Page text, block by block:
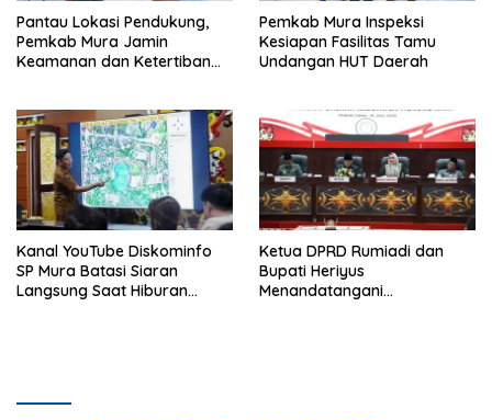
Pantau Lokasi Pendukung,
Pemkab Mura Jamin
Keamanan dan Ketertiban
Pemkab Mura Inspeksi
Kesiapan Fasilitas Tamu
Undangan HUT Daerah
Kanal YouTube Diskominfo
SP Mura Batasi Siaran
Langsung Saat Hiburan
Ketua DPRD Rumiadi dan
Bupati Heriyus
Menandatangani